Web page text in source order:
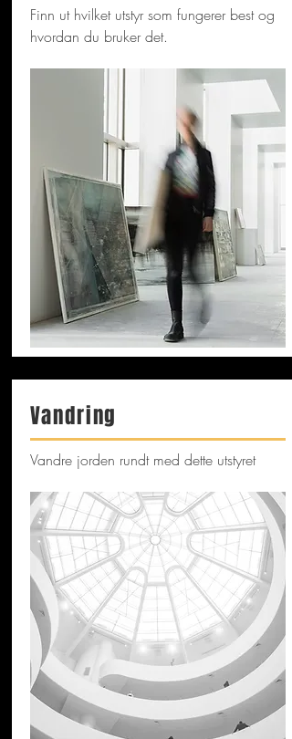
Finn ut hvilket utstyr som fungerer best og
hvordan du bruker det.
Vandring
Vandre jorden rundt med dette utstyret